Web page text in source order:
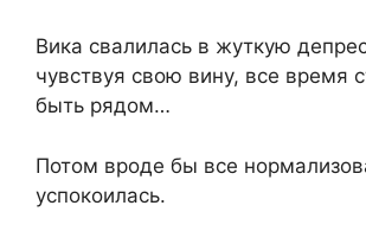
Вика свалилась в жуткую
чувствуя свою вину, все время
быть рядом…
Потом вроде бы все
успокоилась.